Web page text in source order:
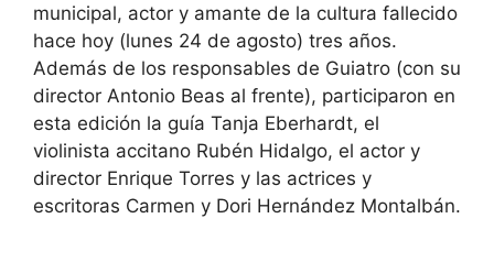
municipal, actor y amante de la cultura fallecido
hace hoy (lunes 24 de agosto) tres años.
Además de los responsables de Guiatro (con su
director Antonio Beas al frente), participaron en
esta edición la guía Tanja Eberhardt, el
violinista accitano Rubén Hidalgo, el actor y
director Enrique Torres y las actrices y
escritoras Carmen y Dori Hernández Montalbán.